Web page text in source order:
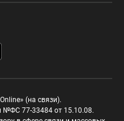
(на связи).
№ФС 77-33484 от 15.10.08.